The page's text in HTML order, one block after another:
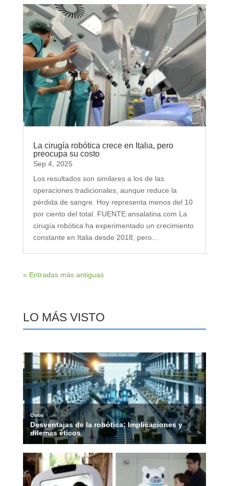
La cirugía robótica crece en Italia, pero
preocupa su costo
Sep 4, 2025
Los resultados son similares a los de las
operaciones tradicionales, aunque reduce la
pérdida de sangre. Hoy representa menos del 10
por ciento del total. FUENTE:ansalatina.com La
cirugía robótica ha experimentado un crecimiento
constante en Italia desde 2018, pero...
« Entradas más antiguas
LO MÁS VISTO